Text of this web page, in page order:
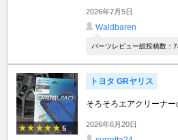
2026年7月5日
Waldbaren
パーツレビュー総投稿数：
5
トヨタ GRヤリス
そろそろエアクリーナー
2026年6月20日